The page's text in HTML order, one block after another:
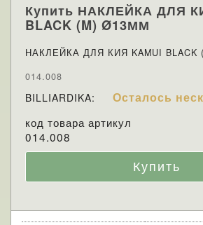
Купить НАКЛЕЙКА ДЛЯ
BLACK (M) Ø13ММ
НАКЛЕЙКА ДЛЯ КИЯ KAMUI BLACK
014.008
BILLIARDIKA: Осталось
код товара артикул
014.008